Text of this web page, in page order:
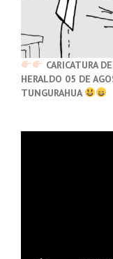
CARICATURA
HERALDO 05 DE
TUNGURAHUA